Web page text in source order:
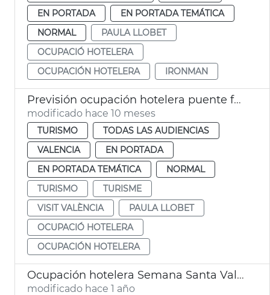
EN PORTADA
EN PORTADA TEMÁTICA
NORMAL
PAULA LLOBET
OCUPACIÓ HOTELERA
OCUPACIÓN HOTELERA
IRONMAN
Previsión ocupación hotelera puente festivo octubre
modificado hace 10 meses
TURISMO
TODAS LAS AUDIENCIAS
VALENCIA
EN PORTADA
EN PORTADA TEMÁTICA
NORMAL
TURISMO
TURISME
VISIT VALÈNCIA
PAULA LLOBET
OCUPACIÓ HOTELERA
OCUPACIÓN HOTELERA
Ocupación hotelera Semana Santa València
modificado hace 1 año